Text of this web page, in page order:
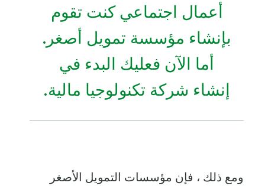
أعمال اجتماعي كنت تقوم
بإنشاء مؤسسة تمويل أصغر.
أما الآن فعليك البدء في
إنشاء شركة تكنولوجيا مالية.
ومع ذلك ، فإن مؤسسات التمويل الأصغر